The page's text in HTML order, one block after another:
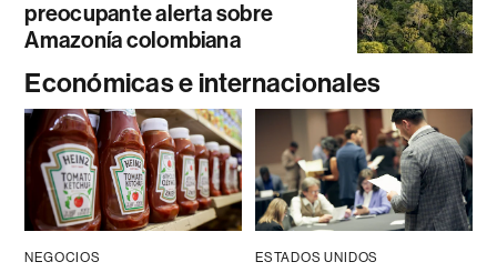
preocupante alerta sobre
Amazonía colombiana
Económicas e internacionales
NEGOCIOS ESTADOS UNIDOS